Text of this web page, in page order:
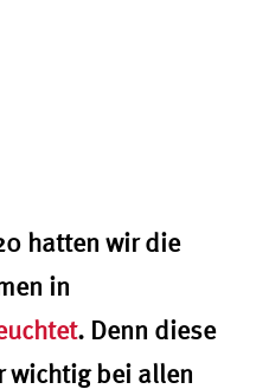
hatten wir die
in
. Denn diese
wichtig bei allen